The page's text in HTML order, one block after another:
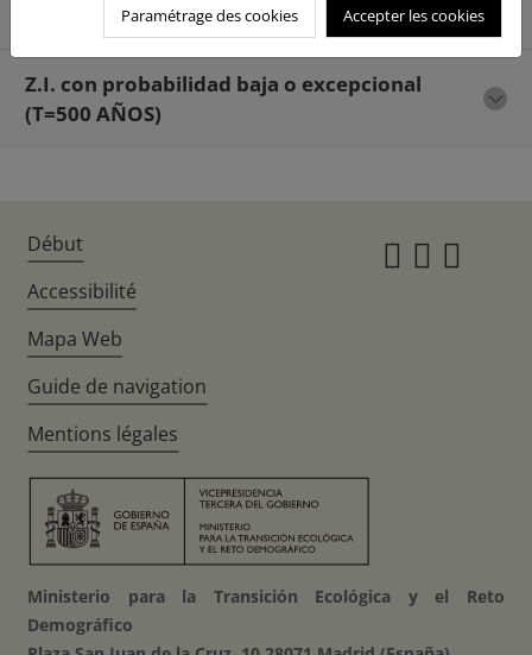
(T=100 AÑOS)
Z.I. con probabilidad baja o excepcional
(T=500 AÑOS)
Paramétrage des cookies Accepter les cookies
Début
Accessibilité
Mapa Web
Guide de navigation
Mentions légales
Ministerio para la Transición Ecológica y el Reto
Demográfico